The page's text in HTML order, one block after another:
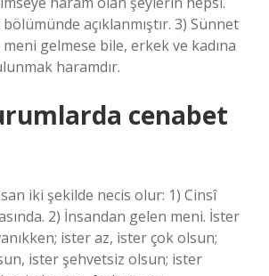
açıklanmıştır. 3) Sünnet
gelmese bile, erkek ve kadına
haramdır.
cenabet
iki şekilde necis olur: 1) Cinsî
2) İnsandan gelen meni. İster
ister az, ister çok olsun;
ister şehvetsiz olsun; ister